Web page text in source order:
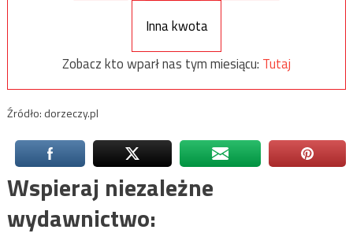
Inna kwota
Zobacz kto wparł nas tym miesiącu: Tutaj
Źródło: dorzeczy.pl
Wspieraj niezależne
wydawnictwo: